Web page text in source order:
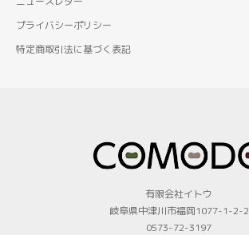
プライバシーポリシー
特定商取引法に基づく表記
有限会社イトウ
岐阜県中津川市福岡1077-1-2-2
0573-72-3197